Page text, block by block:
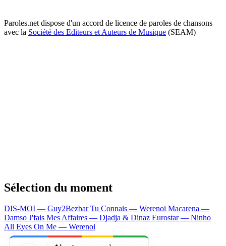
Paroles.net dispose d'un accord de licence de paroles de chansons
avec la Société des Editeurs et Auteurs de Musique (SEAM)
Sélection du moment
DIS-MOI — Guy2BezbarTu Connais — Werenoi Macarena —
Damso J'fais Mes Affaires — Djadja & Dinaz Eurostar — Ninho
All Eyes On Me — Werenoi